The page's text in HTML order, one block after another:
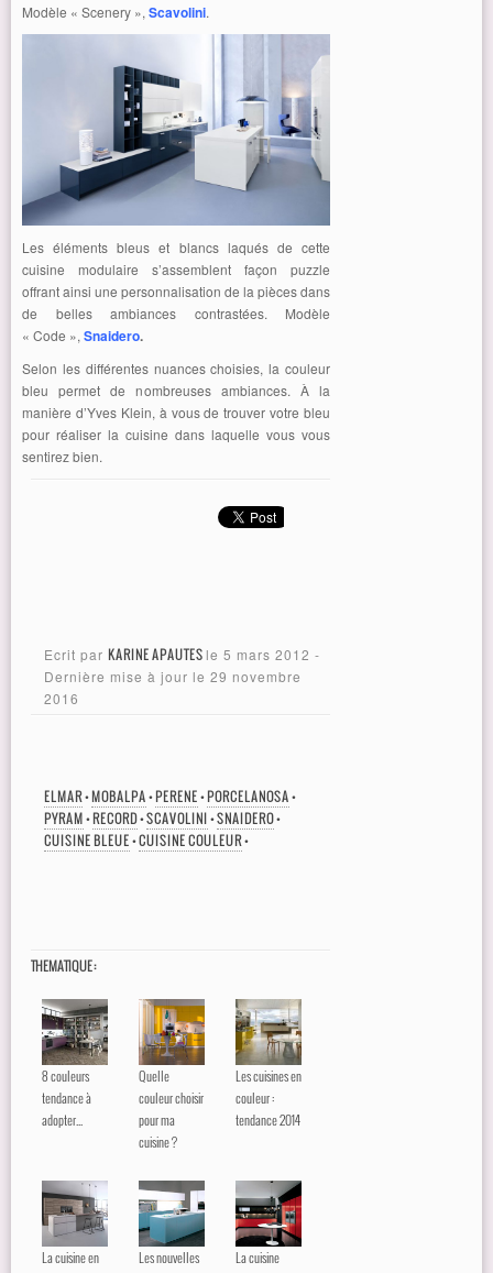
Modèle « Scenery », Scavolini.
Les éléments bleus et blancs laqués de cette
cuisine modulaire s’assemblent façon puzzle
offrant ainsi une personnalisation de la pièces dans
de belles ambiances contrastées. Modèle
« Code », Snaidero.
Selon les différentes nuances choisies, la couleur
bleu permet de nombreuses ambiances. À la
manière d’Yves Klein, à vous de trouver votre bleu
pour réaliser la cuisine dans laquelle vous vous
sentirez bien.
Ecrit par KARINE APAUTES le 5 mars 2012 -
Dernière mise à jour le 29 novembre
2016
ELMAR•MOBALPA•PERENE•PORCELANOSA•
PYRAM•RECORD•SCAVOLINI•SNAIDERO•
CUISINE BLEUE•CUISINE COULEUR•
THEMATIQUE :
8 couleurs
tendance à
adopter...
Quelle
couleur choisir
pour ma
cuisine ?
Les cuisines en
couleur :
tendance 2014
La cuisine en
Les nouvelles
La cuisine